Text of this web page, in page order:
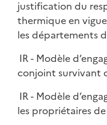
justification du
thermique en
les départements
IR - Modèle
conjoint survivant
IR - Modèle
les propriétaires